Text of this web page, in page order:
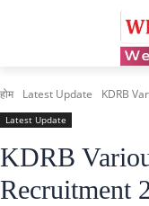
होम Latest Update KDRB
Latest Update
KDRB
Recruitment